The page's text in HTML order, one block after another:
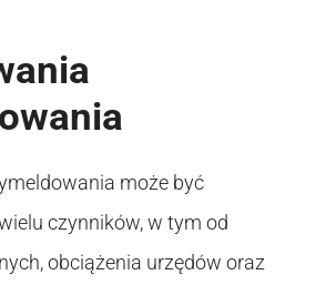
może być
czynników, w tym od
obciążenia urzędów oraz